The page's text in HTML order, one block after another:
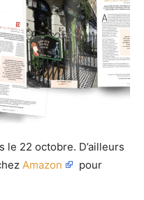
22 octobre. D’ailleurs
Amazon
pour